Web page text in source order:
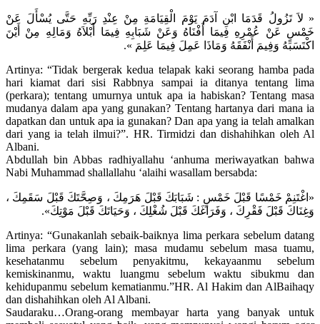
« لاَ تَزُولُ قَدَمَا ابْنِ آدَمَ يَوْمَ الْقِيَامَةِ مِنْ عِنْدِ رَبِّهِ حَتَّى يُسْأَلَ عَنْ
خَمْسٍ عَنْ عُمْرِهِ فِيمَا أَفْنَاهُ وَعَنْ شَبَابِهِ فِيمَا أَبْلاَهُ وَمَالِهِ مِنْ أَيْنَ
اكْتَسَبَهُ وَفِيمَ أَنْفَقَهُ وَمَاذَا عَمِلَ فِيمَا عَلِمَ ».
Artinya: “Tidak bergerak kedua telapak kaki seorang hamba pada
hari kiamat dari sisi Rabbnya sampai ia ditanya tentang lima
(perkara); tentang umurnya untuk apa ia habiskan? Tentang masa
mudanya dalam apa yang gunakan? Tentang hartanya dari mana ia
dapatkan dan untuk apa ia gunakan? Dan apa yang ia telah amalkan
dari yang ia telah ilmui?”. HR. Tirmidzi dan dishahihkan oleh Al
Albani.
Abdullah bin Abbas radhiyallahu ‘anhuma meriwayatkan bahwa
Nabi Muhammad shallallahu ‘alaihi wasallam bersabda:
«اغْتَنِمْ خَمْسًا قَبْلَ خَمْسٍ : شَبَابَكَ قَبْلَ هَرَمِكَ ، وَصِحَّتَكَ قَبْلَ سَقَمِكَ ،
وَغِنَاكَ قَبْلَ فَقْرِكَ ، وَفَرَاغَكَ قَبْلَ شُغْلِكَ ، وَحَيَاتَكَ قَبْلَ مَوْتِكَ».
Artinya: “Gunakanlah sebaik-baiknya lima perkara sebelum datang
lima perkara (yang lain); masa mudamu sebelum masa tuamu,
kesehatanmu sebelum penyakitmu, kekayaanmu sebelum
kemiskinanmu, waktu luangmu sebelum waktu sibukmu dan
kehidupanmu sebelum kematianmu.”HR. Al Hakim dan AlBaihaqy
dan dishahihkan oleh Al Albani.
Saudaraku…Orang-orang membayar harta yang banyak untuk